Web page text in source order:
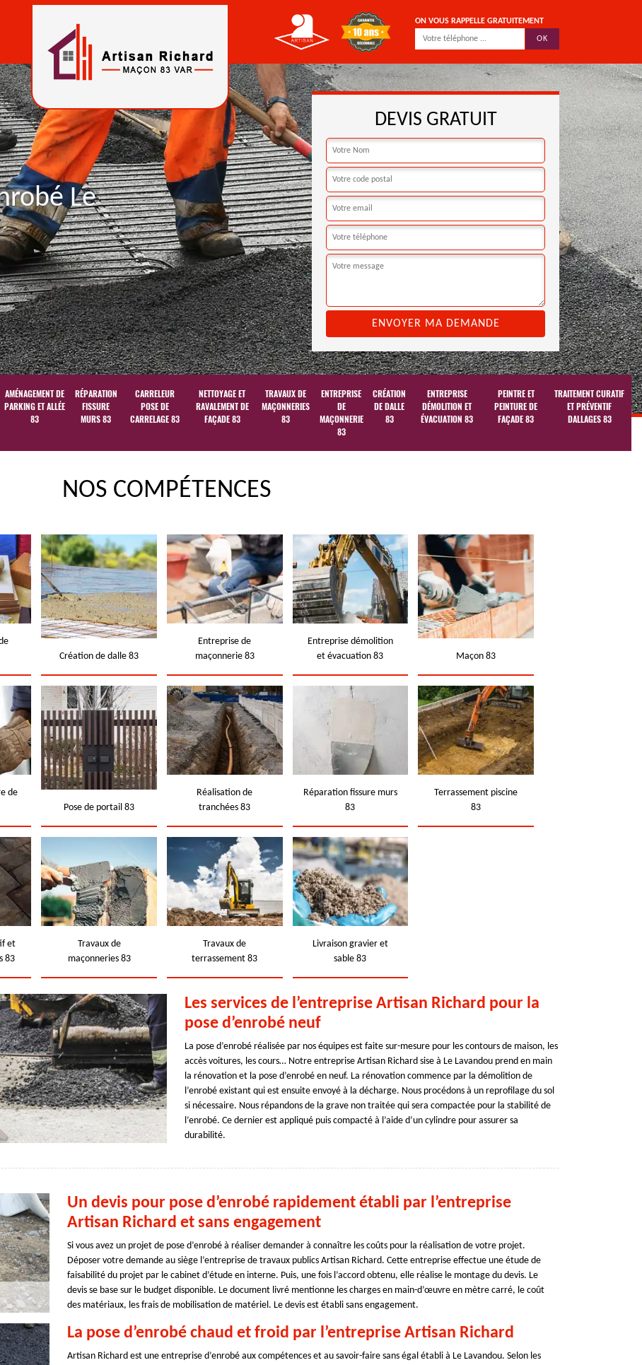
ON VOUS RAPPELLE GRATUITEMENT
Le
DEVIS GRATUIT
AMÉNAGEMENT DE
PARKING ET ALLÉE
83
RÉPARATION
FISSURE
MURS 83
CARRELEUR
POSE DE
CARRELAGE 83
NETTOYAGE ET
RAVALEMENT DE
FAÇADE 83
TRAVAUX DE
MAÇONNERIES
83
ENTREPRISE
DE
MAÇONNERIE
83
CRÉATION
DE DALLE
83
ENTREPRISE
DÉMOLITION ET
ÉVACUATION 83
PEINTRE ET
PEINTURE DE
FAÇADE 83
TRAITEMENT CURATIF
ET PRÉVENTIF
DALLAGES 83
NOS COMPÉTENCES
Création de dalle 83
Entreprise de
maçonnerie 83
Entreprise démolition
et évacuation 83
Maçon 83
de
Pose de portail 83
Réalisation de
tranchées 83
Réparation fissure murs
83
Terrassement piscine
83
et
83
Travaux de
maçonneries 83
Travaux de
terrassement 83
Livraison gravier et
sable 83
Les services de l’entreprise Artisan Richard pour la
pose d’enrobé neuf
La pose d’enrobé réalisée par nos équipes est faite sur-mesure pour les contours de maison, les
accès voitures, les cours… Notre entreprise Artisan Richard sise à Le Lavandou prend en main
la rénovation et la pose d’enrobé en neuf. La rénovation commence par la démolition de
l’enrobé existant qui est ensuite envoyé à la décharge. Nous procédons à un reprofilage du sol
si nécessaire. Nous répandons de la grave non traitée qui sera compactée pour la stabilité de
l’enrobé. Ce dernier est appliqué puis compacté à l’aide d’un cylindre pour assurer sa
durabilité.
Un devis pour pose d’enrobé rapidement établi par l’entreprise
Artisan Richard et sans engagement
Si vous avez un projet de pose d’enrobé à réaliser demander à connaître les coûts pour la réalisation de votre projet.
Déposer votre demande au siège l’entreprise de travaux publics Artisan Richard. Cette entreprise effectue une étude de
faisabilité du projet par le cabinet d’étude en interne. Puis, une fois l’accord obtenu, elle réalise le montage du devis. Le
devis se base sur le budget disponible. Le document livré mentionne les charges en main-d’œuvre en mètre carré, le coût
des matériaux, les frais de mobilisation de matériel. Le devis est établi sans engagement.
La pose d’enrobé chaud et froid par l’entreprise Artisan Richard
Artisan Richard est une entreprise d’enrobé aux compétences et au savoir-faire sans égal établi à Le Lavandou. Selon les